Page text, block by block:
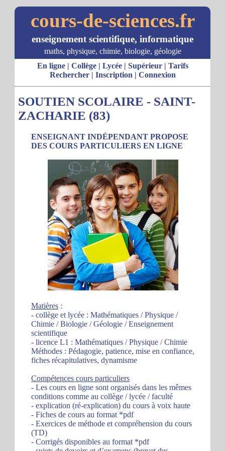
cours-de-sciences.fr
enseignement scientifique, informatique
maths, physique, chimie, biologie, géologie
En ligne| Collège| Lycée| Supérieur| Tarifs
Rechercher| Inscription | Connexion
SOUTIEN SCOLAIRE - SAINT-
ZACHARIE (83)
ENSEIGNANT INDÉPENDANT PROPOSE
DES COURS PARTICULIERS EN LIGNE
Matières :
- collège et lycée : Mathématiques / Physique /
Chimie / Biologie / Géologie / Enseignement
scientifique
- licence L1 : Mathématiques / Physique / Chimie
Méthodes : Pédagogie, patience, mise en confiance,
fiches récapitulatives, dynamisme
Compétences cours particuliers
- Les cours en ligne sont organisés dans les mêmes
conditions comme au collège / lycée / faculté
- explication (ré-explication) du cours à voix haute
- Fiches de cours au format *pdf
- Exercices de méthode et compréhension du cours
(TD)
- Corrigés disponibles au format *pdf